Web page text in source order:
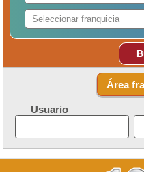
Área
Usuario